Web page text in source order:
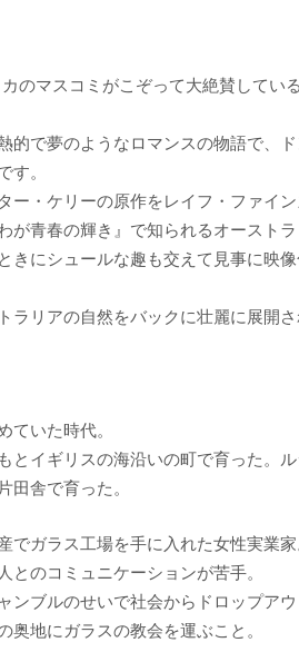
のマスコミがこぞって大絶賛してい
的で夢のようなロマンスの物語で、
。
・ケリーの原作をレイフ・ファイ
が青春の輝き』で知られるオースト
きにシュールな趣も交えて見事に映
リアの自然をバックに壮麗に展開さ
いた時代。
イギリスの海沿いの町で育った。ル
舎で育った。
でガラス工場を手に入れた女性実業
のコミュニケーションが苦手。
ブルのせいで社会からドロップア
地にガラスの教会を運ぶこと。